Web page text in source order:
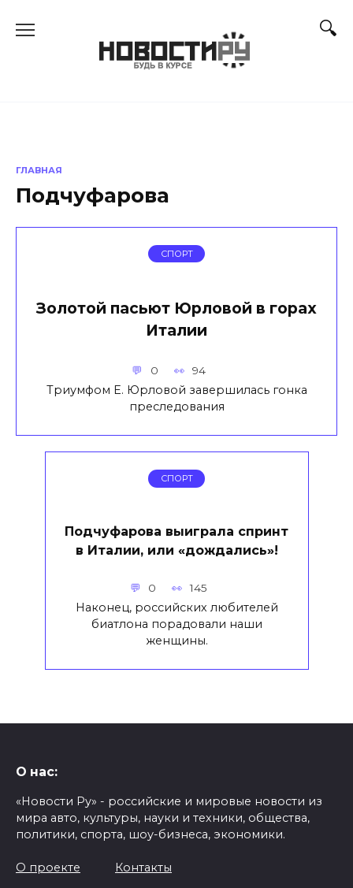
ГЛАВНАЯ
Подчуфарова
СПОРТ
Золотой пасьют Юрловой в горах
Италии
0 94
Триумфом Е. Юрловой завершилась гонка
преследования
СПОРТ
Подчуфарова выиграла спринт
в Италии, или «дождались»!
0 145
Наконец, российских любителей
биатлона порадовали наши
женщины.
О нас:
«Новости Ру» - российские и мировые новости из
мира авто, культуры, науки и техники, общества,
политики, спорта, шоу-бизнеса, экономики.
О проекте Контакты